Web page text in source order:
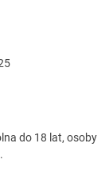
do 18 lat, osoby